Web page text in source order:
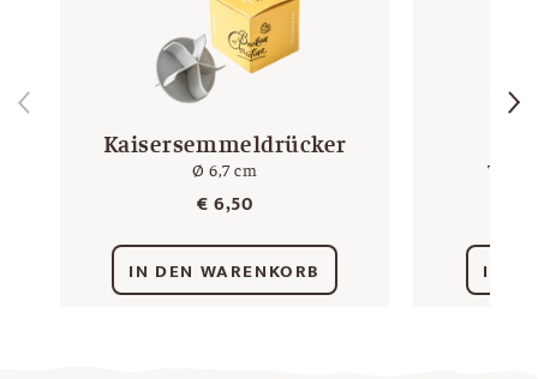
Kaisersemmeldrücker
Ø 6,7 cm
€6,50
IN DEN WARENKORB IN